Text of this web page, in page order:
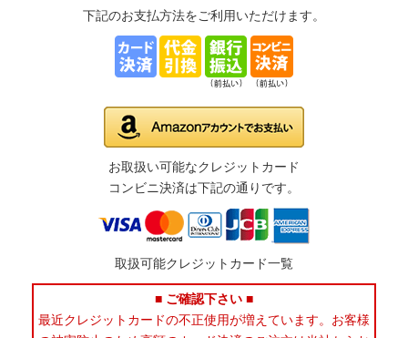
下記のお支払方法をご利用いただけます。
お取扱い可能なクレジットカード
コンビニ決済は下記の通りです。
取扱可能クレジットカード一覧
■ ご確認下さい ■
最近クレジットカードの不正使用が増えています。お客様